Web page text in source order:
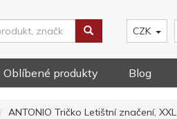
CZK
Oblíbené produkty Blog
ANTONIO Tričko Letištní značení, XXL